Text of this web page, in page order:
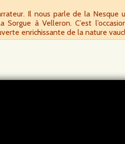
Il nous parle de la Nesque
à Velleron. C’est
enrichissante de la nature